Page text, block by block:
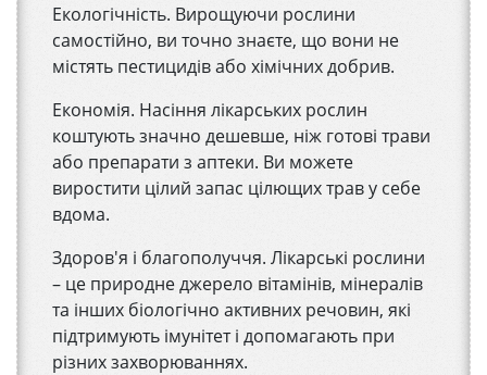
Екологічність. Вирощуючи рослини
самостійно, ви точно знаєте, що вони не
містять пестицидів або хімічних добрив.
Економія. Насіння лікарських рослин
коштують значно дешевше, ніж готові трави
або препарати з аптеки. Ви можете
виростити цілий запас цілющих трав у себе
вдома.
Здоров'я і благополуччя. Лікарські рослини
– це природне джерело вітамінів, мінералів
та інших біологічно активних речовин, які
підтримують імунітет і допомагають при
різних захворюваннях.